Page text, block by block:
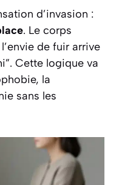
d’invasion :
. Le corps
de fuir arrive
Cette logique va
la
sans les